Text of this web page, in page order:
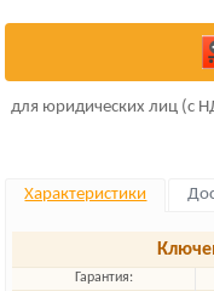
для юридических лиц (с
Характеристики
Гарантия: